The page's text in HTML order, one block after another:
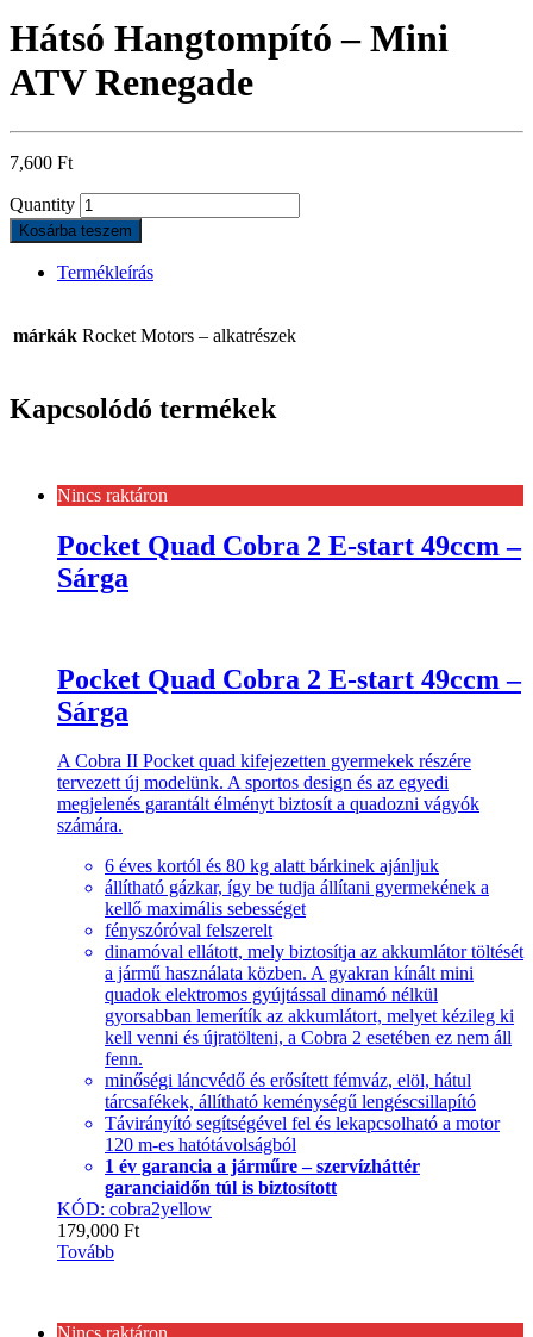
Hátsó Hangtompító – Mini
ATV Renegade
7,600 Ft
Quantity
Kosárba teszem
Termékleírás
márkák Rocket Motors – alkatrészek
Kapcsolódó termékek
Nincs raktáron
Pocket Quad Cobra 2 E-start 49ccm –
Sárga
Pocket Quad Cobra 2 E-start 49ccm –
Sárga
A Cobra II Pocket quad kifejezetten gyermekek részére
tervezett új modelünk. A sportos design és az egyedi
megjelenés garantált élményt biztosít a quadozni vágyók
számára.
6 éves kortól és 80 kg alatt bárkinek ajánljuk
állítható gázkar, így be tudja állítani gyermekének a
kellő maximális sebességet
fényszóróval felszerelt
dinamóval ellátott, mely biztosítja az akkumlátor töltését
a jármű használata közben. A gyakran kínált mini
quadok elektromos gyújtással dinamó nélkül
gyorsabban lemerítík az akkumlátort, melyet kézileg ki
kell venni és újratölteni, a Cobra 2 esetében ez nem áll
fenn.
minőségi láncvédő és erősített fémváz, elöl, hátul
tárcsafékek, állítható keménységű lengéscsillapító
Távirányító segítségével fel és lekapcsolható a motor
120 m-es hatótávolságból
1 év garancia a járműre – szervízháttér
garanciaidőn túl is biztosított
KÓD: cobra2yellow
179,000 Ft
Tovább